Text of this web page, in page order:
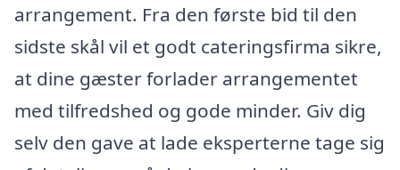
arrangement. Fra den første bid til den
sidste skål vil et godt cateringsfirma sikre,
at dine gæster forlader arrangementet
med tilfredshed og gode minder. Giv dig
selv den gave at lade eksperterne tage sig